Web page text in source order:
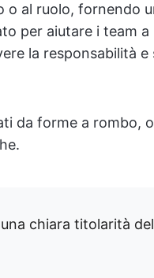
al ruolo, fornendo
per aiutare i team
la responsabilità e
da forme a rombo,
chiara titolarità